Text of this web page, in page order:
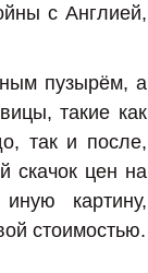
с Англией,
пузырём, а
такие как
так и после,
скачок цен на
картину,
стоимостью.